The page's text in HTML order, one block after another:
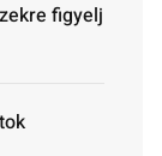
figyelj